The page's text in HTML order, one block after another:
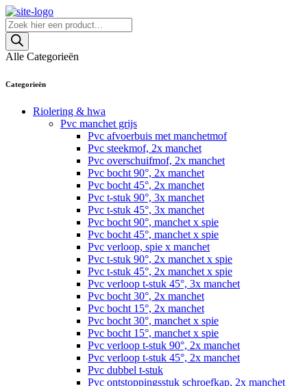
Skip
to
content
Producten
zoeken
Alle Categorieën
Categorieën
Riolering & hwa
Pvc manchet grijs
Pvc afvoerbuis met manchetmof
Pvc steekmof, 2x manchet
Pvc overschuifmof, 2x manchet
Pvc bocht 90°, 2x manchet
Pvc bocht 45°, 2x manchet
Pvc t-stuk 90°, 3x manchet
Pvc t-stuk 45°, 3x manchet
Pvc bocht 90°, manchet x spie
Pvc bocht 45°, manchet x spie
Pvc verloop, spie x manchet
Pvc t-stuk 90°, 2x manchet x spie
Pvc t-stuk 45°, 2x manchet x spie
Pvc verloop t-stuk 45°, 3x manchet
Pvc bocht 30°, 2x manchet
Pvc bocht 15°, 2x manchet
Pvc bocht 30°, manchet x spie
Pvc bocht 15°, manchet x spie
Pvc verloop t-stuk 90°, 2x manchet
Pvc verloop t-stuk 45°, 2x manchet
Pvc dubbel t-stuk
Pvc ontstoppingsstuk schroefkap, 2x manchet